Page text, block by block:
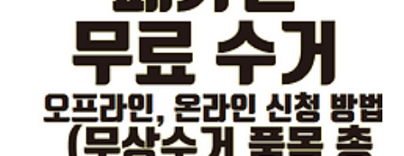
용이기 때문에 한번쯤 재미삼아 혹은 진지하게 보시는 것 또한 좋을 듯
합니다 목차 남친이 바람피는 꿈 해몽 정리 1. 내 집에서 남친 혹은 남편
이 바람 피는 꿈 상당히 불쾌한 일이 아닐 수 없겠습니다 재밌는 점은 사